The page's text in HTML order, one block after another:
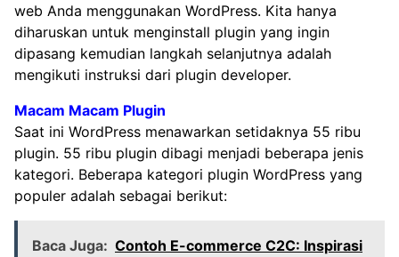
web Anda menggunakan WordPress. Kita hanya
diharuskan untuk menginstall plugin yang ingin
dipasang kemudian langkah selanjutnya adalah
mengikuti instruksi dari plugin developer.
Macam Macam Plugin
Saat ini WordPress menawarkan setidaknya 55 ribu
plugin. 55 ribu plugin dibagi menjadi beberapa jenis
kategori. Beberapa kategori plugin WordPress yang
populer adalah sebagai berikut:
Baca Juga: Contoh E-commerce C2C: Inspirasi